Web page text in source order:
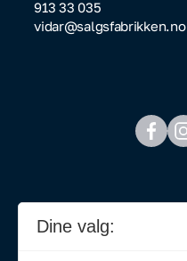
913 33 035
vidar@salgsfabrikken.no
Dine valg: